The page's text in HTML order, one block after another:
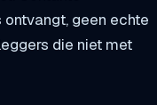
geen echte
die niet met